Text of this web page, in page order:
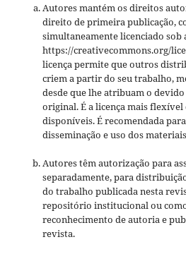
Autores mantém os direitos
direito de primeira publicação,
simultaneamente licenciado sob
https://creativecommons.org/
licença permite que outros
criem a partir do seu trabalho,
desde que lhe atribuam o
original. É a licença mais flexível
disponíveis. É recomendada
disseminação e uso dos
Autores têm autorização para
separadamente, para
do trabalho publicada nesta
repositório institucional ou
reconhecimento de autoria e
revista.